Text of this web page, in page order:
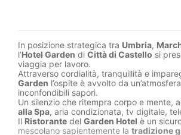
In posizione strategica tra Umbria,
l’Hotel Garden di Città di Castello si
viaggia per lavoro.
Attraverso cordialità, tranquillità e
Garden l’ospite è avvolto da
inconfondibili sapori.
Un silenzio che ritempra corpo e mente,
alla Spa, aria condizionata, tv digitale,
Il Ristorante del Garden Hotel è un
mescolano sapientemente la tradizione